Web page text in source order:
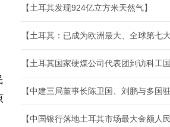
【土耳其发现924亿立方米天然气】
【土耳其：已成为欧洲最大、全球第七
【土耳其国家硬煤公司代表团到访科工
【中建三局董事长陈卫国、刘鹏与多
【中国银行落地土耳其市场最大金额人